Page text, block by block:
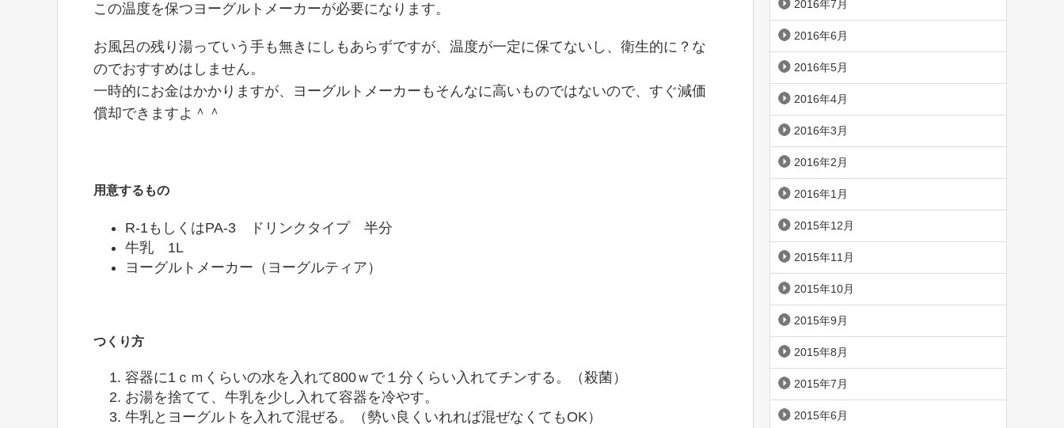
この温度を保つヨーグルトメーカーが必要になります。
お風呂の残り湯っていう手も無きにしもあらずですが、温度が一定に保てないし、衛生的に？な
のでおすすめはしません。
一時的にお金はかかりますが、ヨーグルトメーカーもそんなに高いものではないので、すぐ減価
償却できますよ＾＾
用意するもの
R-1もしくはPA-3 ドリンクタイプ 半分
牛乳 1L
ヨーグルトメーカー（ヨーグルティア）
つくり方
容器に1ｃｍくらいの水を入れて800ｗで１分くらい入れてチンする。（殺菌）
お湯を捨てて、牛乳を少し入れて容器を冷やす。
牛乳とヨーグルトを入れて混ぜる。（勢い良くいれれば混ぜなくてもOK）
2016年7月
2016年6月
2016年5月
2016年4月
2016年3月
2016年2月
2016年1月
2015年12月
2015年11月
2015年10月
2015年9月
2015年8月
2015年7月
2015年6月